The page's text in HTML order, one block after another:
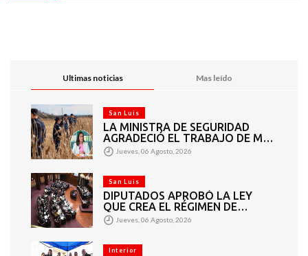
Ultimas noticias Mas leído
San Luis
LA MINISTRA DE SEGURIDAD
AGRADECIÓ EL TRABAJO DE MÁS
DE 200 EFECTIVOS QUE
PARTICIPARON EN LA BÚSQUEDA
Jueves, 06 Agosto, 2026
San Luis
DIPUTADOS APROBÓ LA LEY
QUE CREA EL RÉGIMEN DE
CONSORCIOS PARA GESTIONAR
EL MANTENIMIENTO 4460
RURALES
Jueves, 06 Agosto, 2026
Interior